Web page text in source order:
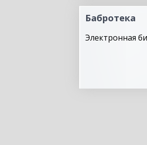
Бабротека
Электронная